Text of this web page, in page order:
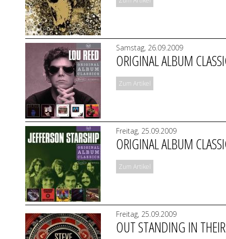
Samstag, 26.09.2009
ORIGINAL ALBUM
Zum Artikel
Freitag, 25.09.2009
ORIGINAL ALBUM
Zum Artikel
Freitag, 25.09.2009
OUT STANDING IN